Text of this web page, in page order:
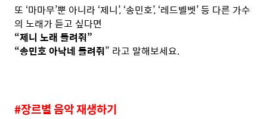
또 ‘마마무’뿐 아니라 ‘제니’, ‘송민호’, ‘레드벨벳’ 등 다른 가수
의 노래가 듣고 싶다면
“제니 노래 들려줘”
“송민호 아낙네 들려줘” 라고 말해보세요.
#장르별 음악 재생하기